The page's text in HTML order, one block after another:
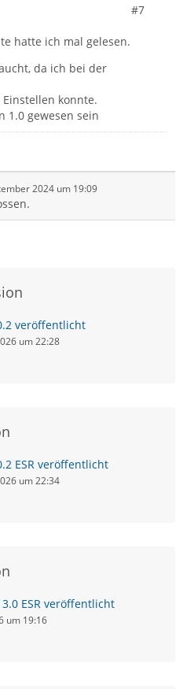
#7
hatte ich mal gelesen.
da ich bei der
konnte.
1.0 gewesen sein
2024 um 19:09
veröffentlicht
um 22:28
ESR veröffentlicht
um 22:34
ESR veröffentlicht
um 19:16